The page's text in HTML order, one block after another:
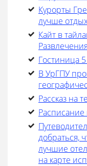
Курорты
лучше
Кайт в
Гостиница
В УрГПУ
Рассказ на
добраться,
лучшие
на карте